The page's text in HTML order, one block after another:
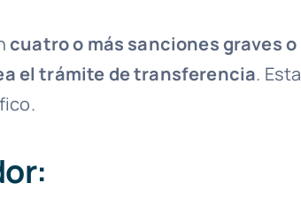
cuatro o más sanciones graves o
el trámite de transferencia. Esta